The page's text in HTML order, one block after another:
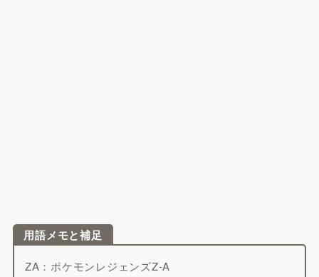
用語メモと補足
ZA：ポケモンレジェンズZ-A